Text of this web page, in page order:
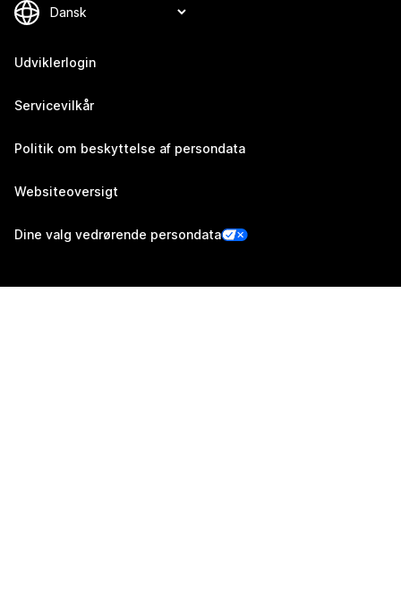
Udviklerlogin
Servicevilkår
Politik om beskyttelse af persondata
Websiteoversigt
Dine valg vedrørende persondata